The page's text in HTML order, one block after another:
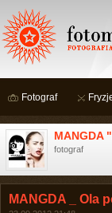
Fotograf
MANGDA
fotograf
MANGDA _ Ola